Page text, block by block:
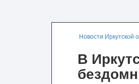
Новости Иркутской
В